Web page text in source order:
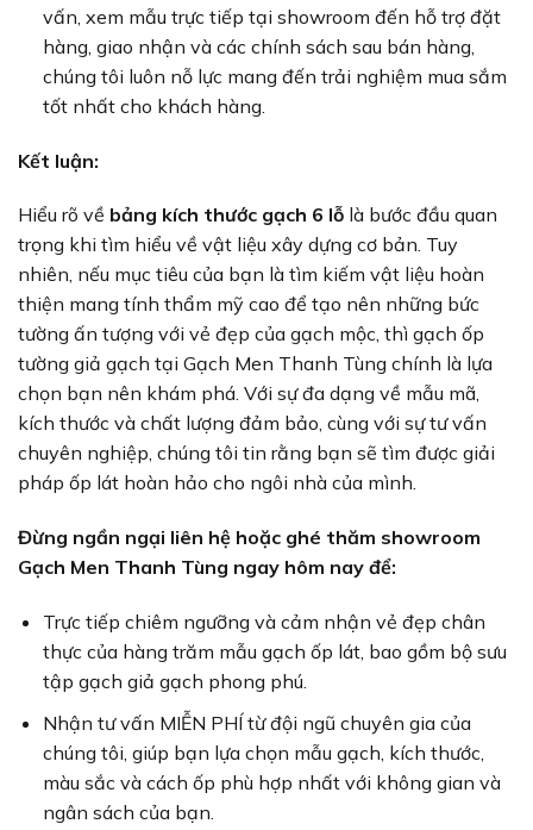
vấn, xem mẫu trực tiếp tại showroom đến hỗ trợ đặt
hàng, giao nhận và các chính sách sau bán hàng,
chúng tôi luôn nỗ lực mang đến trải nghiệm mua sắm
tốt nhất cho khách hàng.
Kết luận:
Hiểu rõ về bảng kích thước gạch 6 lỗ là bước đầu quan
trọng khi tìm hiểu về vật liệu xây dựng cơ bản. Tuy
nhiên, nếu mục tiêu của bạn là tìm kiếm vật liệu hoàn
thiện mang tính thẩm mỹ cao để tạo nên những bức
tường ấn tượng với vẻ đẹp của gạch mộc, thì gạch ốp
tường giả gạch tại Gạch Men Thanh Tùng chính là lựa
chọn bạn nên khám phá. Với sự đa dạng về mẫu mã,
kích thước và chất lượng đảm bảo, cùng với sự tư vấn
chuyên nghiệp, chúng tôi tin rằng bạn sẽ tìm được giải
pháp ốp lát hoàn hảo cho ngôi nhà của mình.
Đừng ngần ngại liên hệ hoặc ghé thăm showroom
Gạch Men Thanh Tùng ngay hôm nay để:
Trực tiếp chiêm ngưỡng và cảm nhận vẻ đẹp chân
thực của hàng trăm mẫu gạch ốp lát, bao gồm bộ sưu
tập gạch giả gạch phong phú.
Nhận tư vấn MIỄN PHÍ từ đội ngũ chuyên gia của
chúng tôi, giúp bạn lựa chọn mẫu gạch, kích thước,
màu sắc và cách ốp phù hợp nhất với không gian và
ngân sách của bạn.